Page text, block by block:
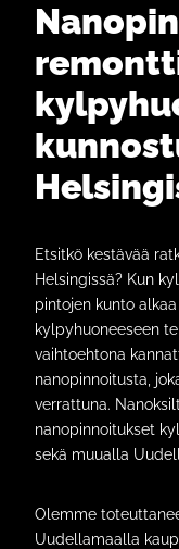
Etsitkö kestävää
Helsingissä? Kun
pintojen kunto
kylpyhuoneeseen
vaihtoehtona
nanopinnoitusta,
verrattuna.
nanopinnoitukset
sekä muualla
Olemme
Uudellamaalla